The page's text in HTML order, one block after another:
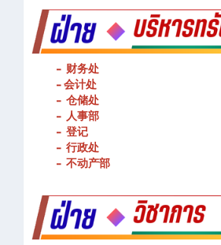
- 财务处
-会计处
- 仓储处
- 人事部
- 登记
- 行政处
- 不动产部